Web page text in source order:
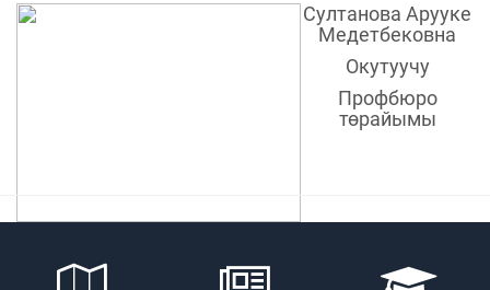
Султанова Арууке
Медетбековна
Окутуучу
Профбюро
төрайымы